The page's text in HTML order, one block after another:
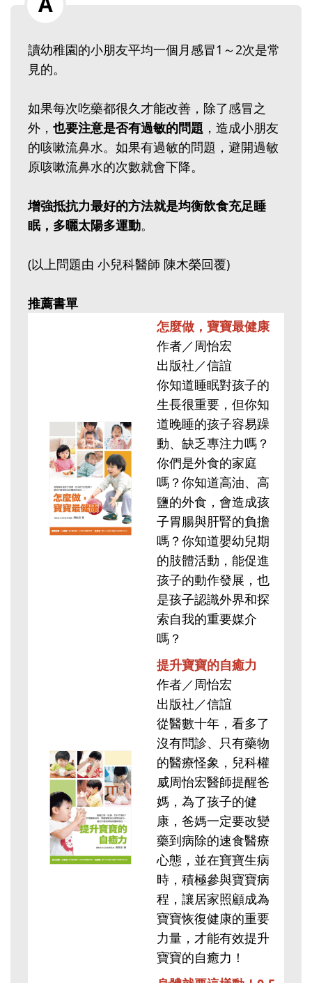
讀幼稚園的小朋友平均一個月感冒1～2次是常
見的。
如果每次吃藥都很久才能改善，除了感冒之
外， 也要注意是否有過敏的問題 ，造成小朋友
的咳嗽流鼻水。如果有過敏的問題，避開過敏
原咳嗽流鼻水的次數就會下降。
增強抵抗力最好的方法就是均衡飲食充足睡
眠，多曬太陽多運動。
(以上問題由 小兒科醫師 陳木榮回覆)
推薦書單
怎麼做，寶寶最健康
作者／周怡宏
出版社／信誼
你知道睡眠對孩子的
生長很重要，但你知
道晚睡的孩子容易躁
動、缺乏專注力嗎？
你們是外食的家庭
嗎？你知道高油、高
鹽的外食，會造成孩
子胃腸與肝腎的負擔
嗎？你知道嬰幼兒期
的肢體活動，能促進
孩子的動作發展，也
是孩子認識外界和探
索自我的重要媒介
嗎？
提升寶寶的自癒力
作者／周怡宏
出版社／信誼
從醫數十年，看多了
沒有問診、只有藥物
的醫療怪象，兒科權
威周怡宏醫師提醒爸
媽，為了孩子的健
康，爸媽一定要改變
藥到病除的速食醫療
心態，並在寶寶生病
時，積極參與寶寶病
程，讓居家照顧成為
寶寶恢復健康的重要
力量，才能有效提升
寶寶的自癒力！